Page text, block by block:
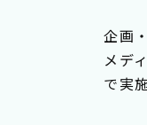
企画
メデ
で実